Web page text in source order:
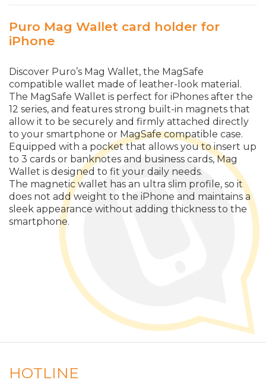
Puro Mag Wallet card holder for
iPhone
Discover Puro’s Mag Wallet, the MagSafe
compatible wallet made of leather-look material.
The MagSafe Wallet is perfect for iPhones after the
12 series, and features strong built-in magnets that
allow it to be securely and firmly attached directly
to your smartphone or MagSafe compatible case.
Equipped with a pocket that allows you to insert up
to 3 cards or banknotes and business cards, Mag
Wallet is designed to fit your daily needs.
The magnetic wallet has an ultra slim profile, so it
does not add weight to the iPhone and maintains a
sleek appearance without adding thickness to the
smartphone.
HOTLINE